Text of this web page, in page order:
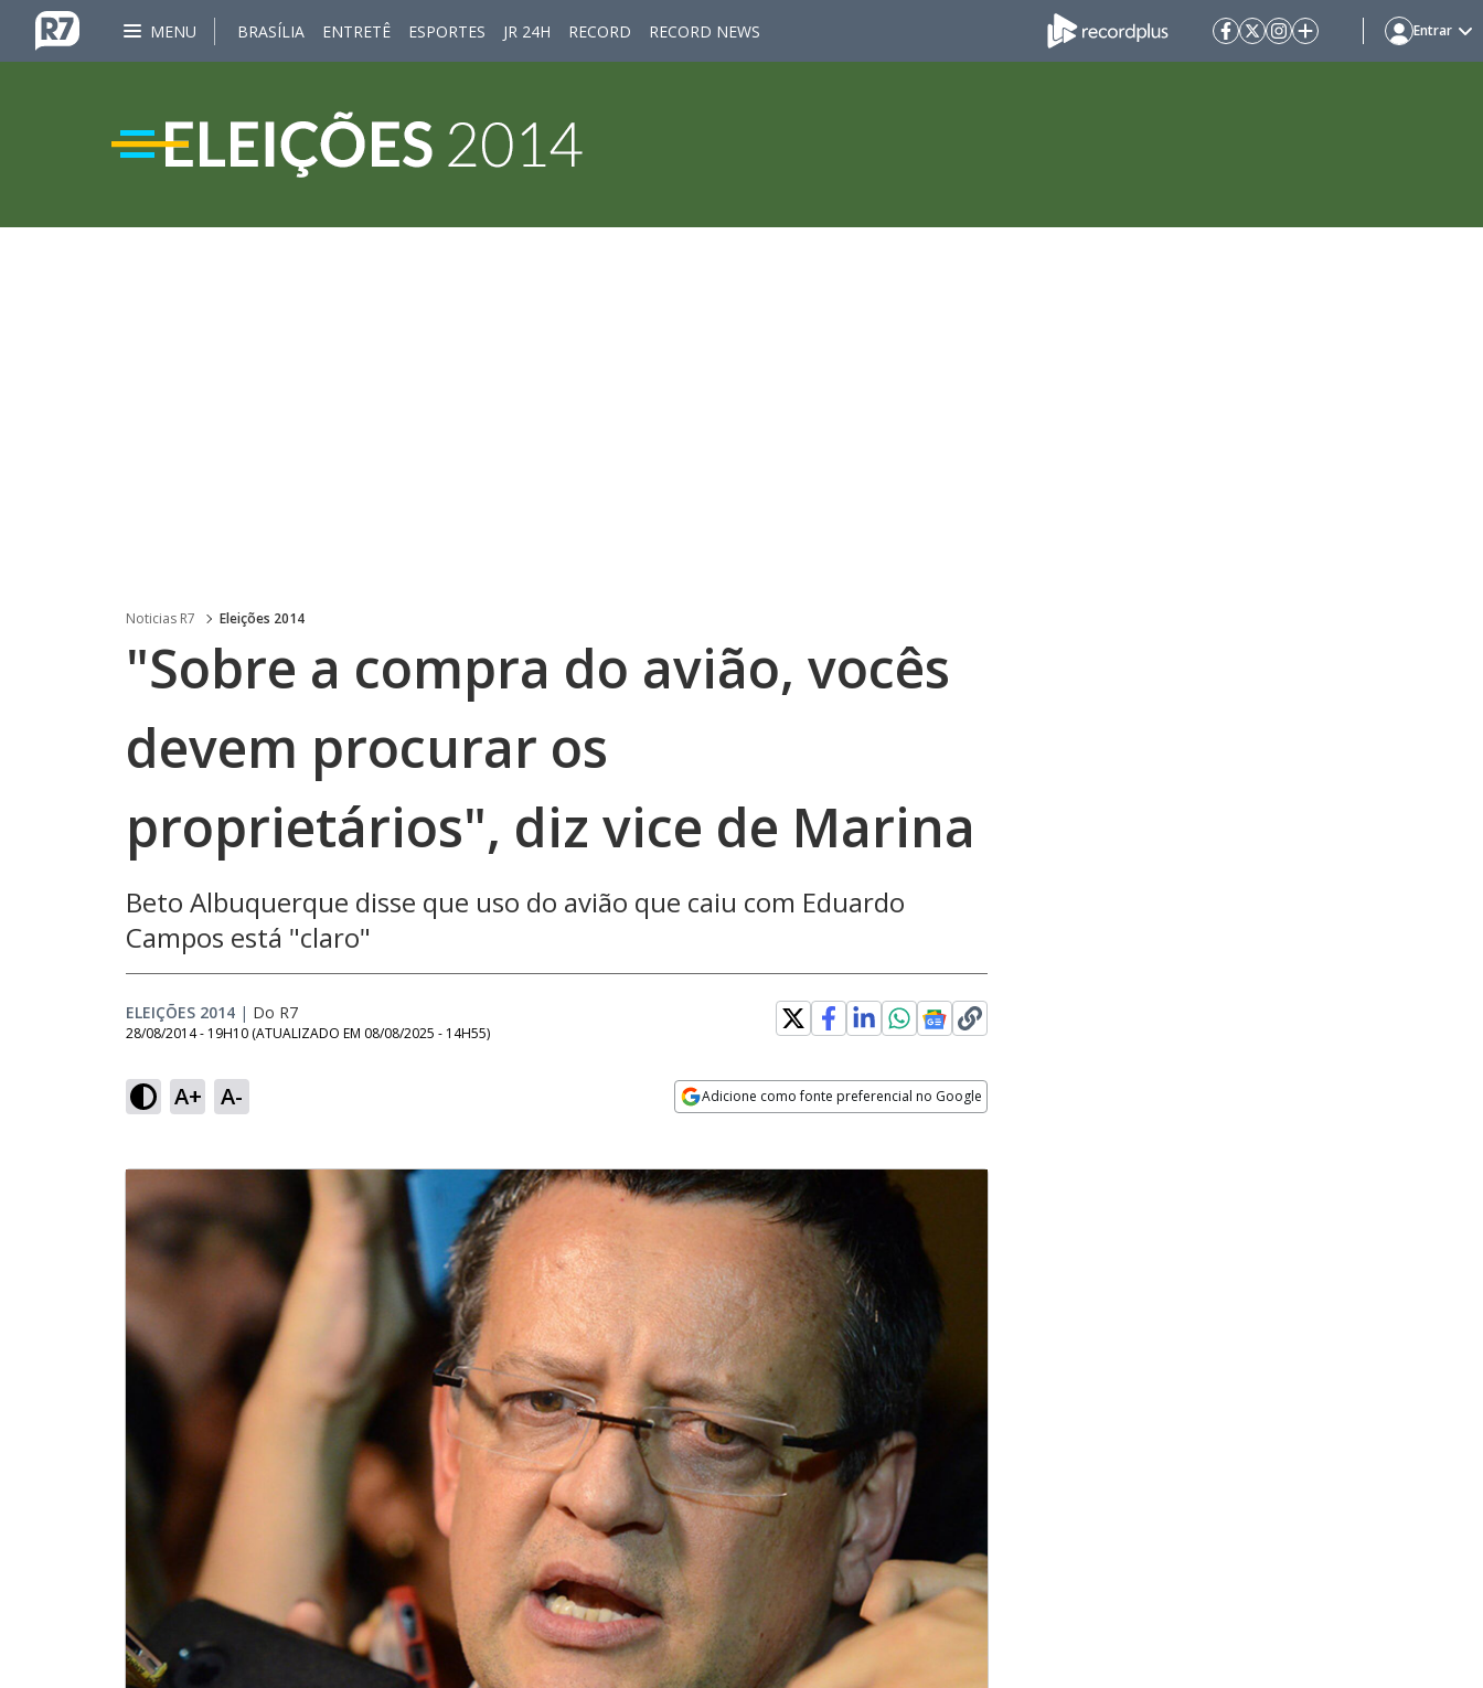
MENU BRASÍLIA ENTRETÊ ESPORTES JR 24H RECORD RECORD NEWS Entrar
Noticias R7 Eleições 2014
"Sobre a compra do avião, vocês
devem procurar os
proprietários", diz vice de Marina
Beto Albuquerque disse que uso do avião que caiu com Eduardo
Campos está "claro"
ELEIÇÕES 2014 | Do R7
28/08/2014 - 19H10 (ATUALIZADO EM 08/08/2025 - 14H55)
A+ A- Adicione como fonte preferencial no Google